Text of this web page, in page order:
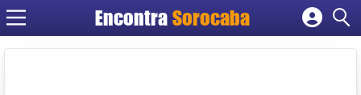
EncontraSorocaba
Cadastrar empresa